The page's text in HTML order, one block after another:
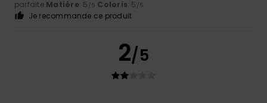
parfaite Matière: 5 /5 Coloris: 5 /5
Je recommande ce produit
2/5